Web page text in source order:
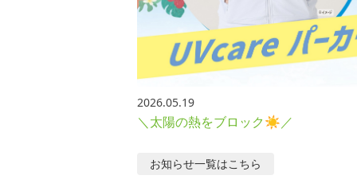
2026.05.19
＼太陽の熱をブロック☀／
お知らせ一覧はこちら